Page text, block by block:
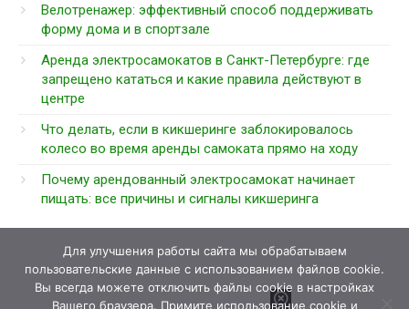
Велотренажер: эффективный способ поддерживать
форму дома и в спортзале
Аренда электросамокатов в Санкт-Петербурге: где
запрещено кататься и какие правила действуют в
центре
Что делать, если в кикшеринге заблокировалось
колесо во время аренды самоката прямо на ходу
Почему арендованный электросамокат начинает
пищать: все причины и сигналы кикшеринга
Для улучшения работы сайта мы обрабатываем
пользовательские данные с использованием файлов cookie.
Вы всегда можете отключить файлы cookie в настройках
Вашего браузера. Примите использование cookie и